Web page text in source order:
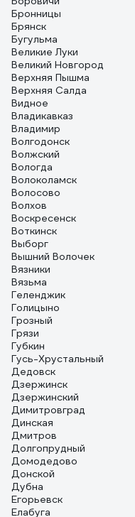
Бронницы
Брянск
Бугульма
Великие Луки
Великий Новгород
Верхняя Пышма
Верхняя Салда
Видное
Владикавказ
Владимир
Волгодонск
Волжский
Вологда
Волоколамск
Волосово
Волхов
Воскресенск
Воткинск
Выборг
Вышний Волочек
Вязники
Вязьма
Геленджик
Голицыно
Грозный
Грязи
Губкин
Гусь-Хрустальный
Дедовск
Дзержинск
Дзержинский
Димитровград
Динская
Дмитров
Долгопрудный
Домодедово
Донской
Дубна
Егорьевск
Елабуга